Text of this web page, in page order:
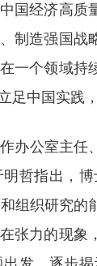
国经济高
制造强国
一个领域
足中国实践
办公室主
哲指出，
组织研究
张力的现